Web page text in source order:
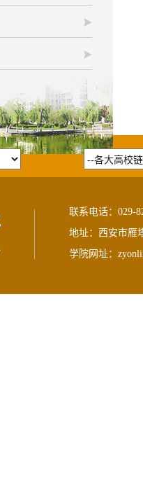
联系电话：029-
地址：西安市雁
学院网址：